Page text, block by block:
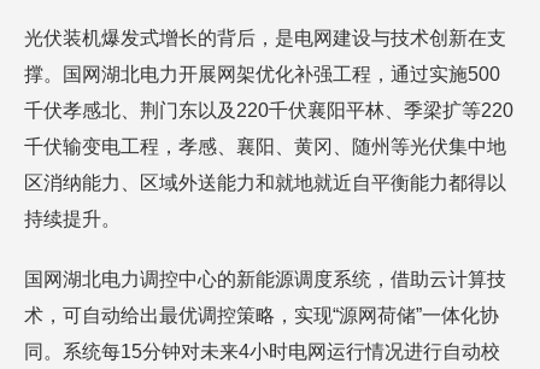
光伏装机爆发式增长的背后，是电网建设与技术创新在支
撑。国网湖北电力开展网架优化补强工程，通过实施500
千伏孝感北、荆门东以及220千伏襄阳平林、季梁扩等220
千伏输变电工程，孝感、襄阳、黄冈、随州等光伏集中地
区消纳能力、区域外送能力和就地就近自平衡能力都得以
持续提升。
国网湖北电力调控中心的新能源调度系统，借助云计算技
术，可自动给出最优调控策略，实现“源网荷储”一体化协
同。系统每15分钟对未来4小时电网运行情况进行自动校